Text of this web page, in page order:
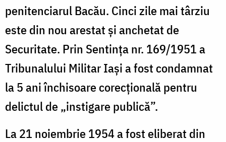
penitenciarul Bacău. Cinci zile mai târziu
este din nou arestat și anchetat de
Securitate. Prin Sentința nr. 169/1951 a
Tribunalului Militar Iași a fost condamnat
la 5 ani închisoare corecțională pentru
delictul de „instigare publică”.
La 21 noiembrie 1954 a fost eliberat din